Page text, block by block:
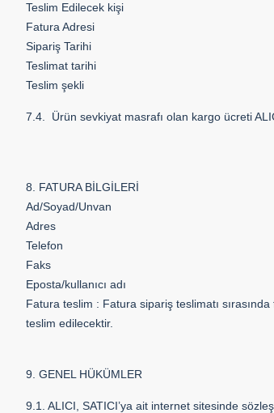
Teslim Edilecek kişi
Fatura Adresi
Sipariş Tarihi
Teslimat tarihi
Teslim şekli
7.4. Ürün sevkiyat masrafı olan kargo ücreti
8. FATURA BİLGİLERİ
Ad/Soyad/Unvan
Adres
Telefon
Faks
Eposta/kullanıcı adı
Fatura teslim : Fatura sipariş teslimatı
teslim edilecektir.
9. GENEL HÜKÜMLER
9.1. ALICI, SATICI’ya ait internet sitesinde